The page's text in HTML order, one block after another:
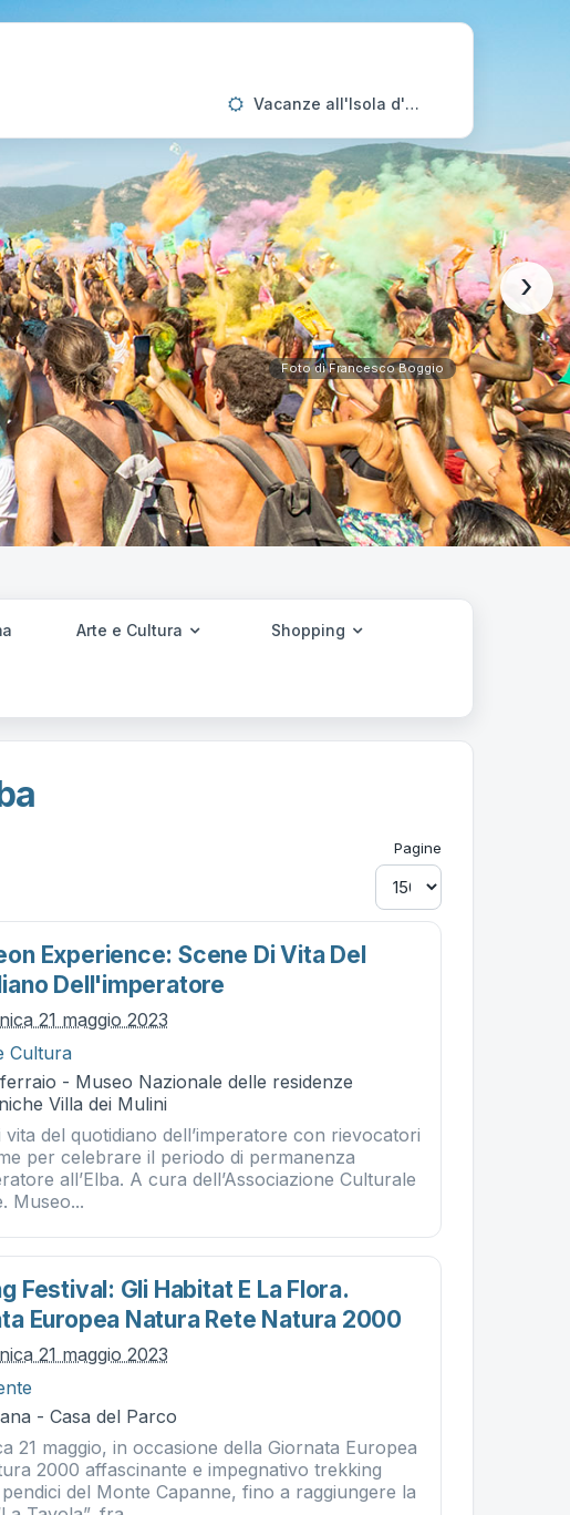
Vacanze all'Isola d'Elba
Foto di Francesco Boggio
›
Arte e Cultura Shopping
Pagine
Experience: Scene Di Vita Del
Dell'imperatore
21 maggio 2023
Cultura
- Museo Nazionale delle residenze
Villa dei Mulini
vita del quotidiano dell’imperatore con rievocatori
per celebrare il periodo di permanenza
all’Elba. A cura dell’Associazione Culturale
Museo...
Festival: Gli Habitat E La Flora.
Europea Natura Rete Natura 2000
21 maggio 2023
- Casa del Parco
21 maggio, in occasione della Giornata Europea
2000 affascinante e impegnativo trekking
del Monte Capanne, fino a raggiungere la